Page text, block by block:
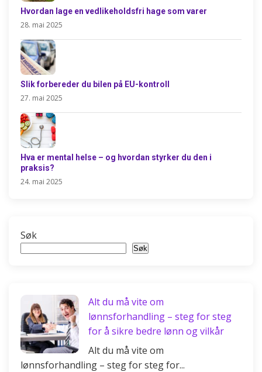
Hvordan lage en vedlikeholdsfri hage som varer
28. mai 2025
Slik forbereder du bilen på EU-kontroll
27. mai 2025
Hva er mental helse – og hvordan styrker du den i
praksis?
24. mai 2025
Søk
Søk
Alt du må vite om
lønnsforhandling – steg for steg
for å sikre bedre lønn og vilkår
Alt du må vite om
lønnsforhandling – steg for steg for...